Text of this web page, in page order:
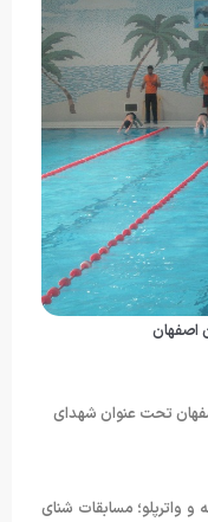
اصفهان
تحت عنوان شهدای
واترپلو؛ مسابقات شنای